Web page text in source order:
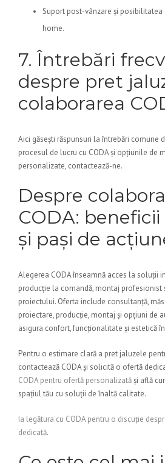
Suport post-vânzare și
home.
7. Întrebări
despre pret
colaborarea
Aici găsești răspunsuri la întrebări comune
procesul de lucru cu CODA și opțiunile de
personalizate, contactează-ne.
Despre
CODA:
și pași de
Alegerea CODA înseamnă acces la soluții
producție la comandă, montaj profesionist
proiectului. Oferta include consultanță,
proiectare, producție, montaj și opțiuni de
asigura confort, funcționalitate și estetică
Pentru o estimare clară a pret jaluzele
contactează CODA și solicită o ofertă
CODA pentru ofertă personalizatăși află
spațiul tău cu soluții de înaltă calitate.
Ia legătura cu CODA pentru o discuție
dedicată.